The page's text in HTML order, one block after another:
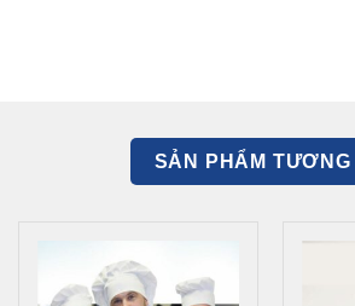
SẢN PHẨM